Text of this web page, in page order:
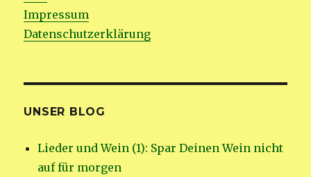
Impressum
Datenschutzerklärung
UNSER BLOG
Lieder und Wein (1): Spar Deinen Wein nicht
auf für morgen